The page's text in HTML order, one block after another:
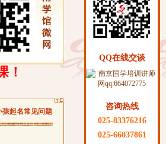
QQ在线交谈
咨询热线
025-83376216
025-66037861
！
孩起名常见问题